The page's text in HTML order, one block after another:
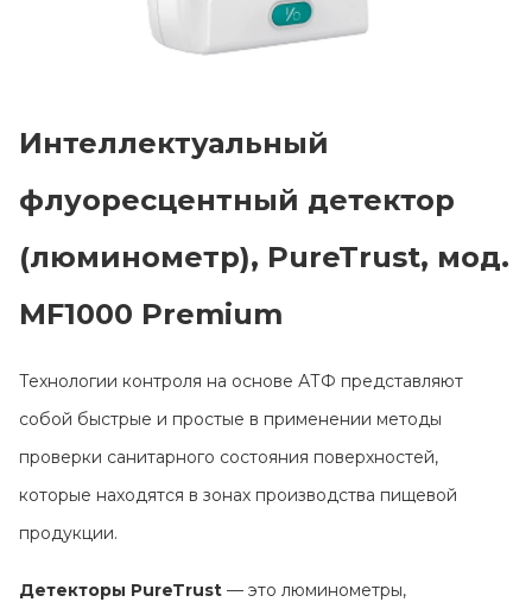
Главная
Каталог
Сотрудничество
Контакты
Интеллектуальный
флуоресцентный детектор
(люминометр), PureTrust, мод.
MF1000 Premium
Технологии контроля на основе АТФ представляют
собой быстрые и простые в применении методы
проверки санитарного состояния поверхностей,
которые находятся в зонах производства пищевой
продукции.
Детекторы PureTrust — это люминометры,